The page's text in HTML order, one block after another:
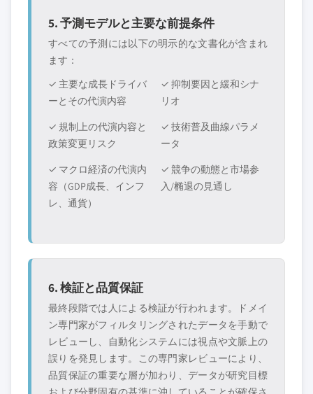
5. 予測モデルと主要な前提条件
すべての予測には以下の明示的な文書化が含まれ
ます：
✓ 主要な成長ドライバ
ーとその代演内容
✓ 抑制要因と緩和シナ
リオ
✓ 規制上の代演内容と
政策変更リスク
✓ 技術普及曲線パラメ
ータ
✓ マクロ経済の代演内
容（GDP成長、インフ
レ、通貨）
✓ 競争の動態と市場参
入/椭退の見通し
6. 検証と品質保証
最終段階では人による検証が行われます。ドメイ
ン専門家がフィルタリングされたデータを手動で
レビューし、自動化システムには視点や文脈上の
誤りを発見します。この専門家レビューにより、
品質保証の重要な層が加わり、データが研究目標